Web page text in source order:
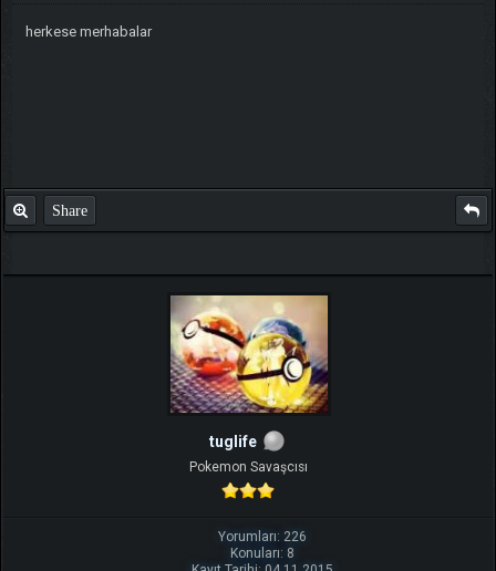
herkese merhabalar
Share
tuglife
Pokemon Savaşcısı
Yorumları: 226
Konuları: 8